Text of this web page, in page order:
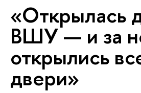
«Открылась
ВШУ — и за
открылись
двери»